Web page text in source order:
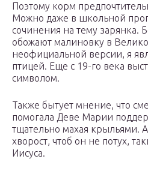
Поэтому корм
Можно даже в школьной
сочинения на тему зарянка.
обожают малиновку в
неофициальной версии, я
птицей. Еще с 19-го века
символом.
Также бытует мнение, что
помогала Деве Марии
тщательно махая крыльями.
хворост, чтоб он не потух,
Иисуса.